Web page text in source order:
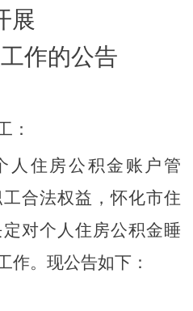
展
作的公告
：
人住房公积金账户管
合法权益，怀化市住
对个人住房公积金睡
作。现公告如下：